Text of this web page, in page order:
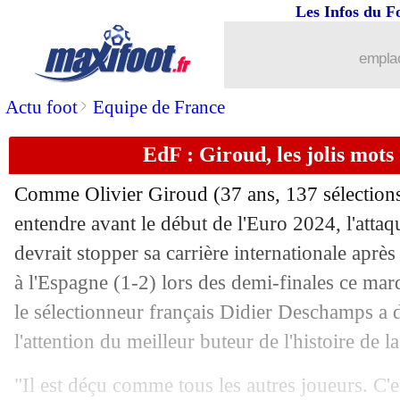
Actu foot> Equipe de France
Les Infos du
EdF : Giroud, les jolis mots
Comme Olivier Giroud (37 ans, 137
entendre avant le début de l'Euro 2024,
devrait stopper sa carrière internationale
à l'Espagne (1-2) lors des demi-finales ce
le sélectionneur français Didier Deschamps a
l'attention du meilleur buteur de l'histoire de
"Il est déçu comme tous les autres joueurs.
: Griezmann a toujours faim
10/07 Audiences TV : un carton pour les
10/07 Allemagne: Müller va dire stop
: des contacts avec Nketiah !
10/07 Watford : Sissoko, c'est signé (off.)
10/07 EdF: Dembélé, la stat' qui en dit très
10/07 EdF: Riolo s'inquiète pour Mbappé
10/07